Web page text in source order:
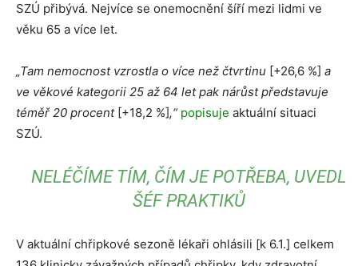
SZÚ přibývá. Nejvíce se onemocnění šíří mezi lidmi ve
věku 65 a více let.
„Tam nemocnost vzrostla o více než čtvrtinu [+26,6 %] a
ve věkové kategorii 25 až 64 let pak nárůst představuje
téměř 20 procent [+18,2 %],“ popisuje aktuální situaci
SZÚ.
NELÉČÍME TÍM, ČÍM JE POTŘEBA, UVEDL
ŠÉF PRAKTIKŮ
V aktuální chřipkové sezoně lékaři ohlásili [k 6.1.] celkem